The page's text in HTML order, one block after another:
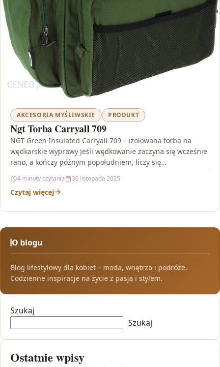
AKCESORIA MYŚLIWSKIE PRODUKT
Ngt Torba Carryall 709
NGT Green Insulated Carryall 709 – izolowana torba na
wędkarskie wyprawy Jeśli wędkowanie zaczyna się wcześnie
rano, a kończy późnym popołudniem, liczy się
4 minuty czytania 30 listopada 2025
Czytaj więcej
O blogu
Blog lifestylowy dla kobiet – moda, wnętrza i podróże.
Codzienne inspiracje na życie z pasją i stylem.
Szukaj
Szukaj
Ostatnie wpisy